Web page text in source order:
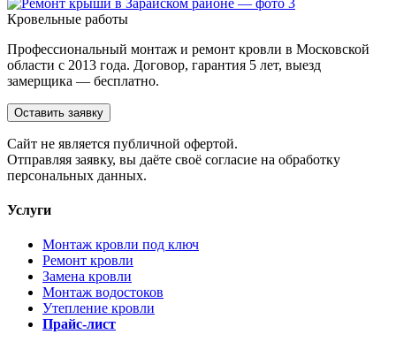
Кровельные работы
Профессиональный монтаж и ремонт кровли в Московской
области с 2013 года. Договор, гарантия 5 лет, выезд
замерщика — бесплатно.
Оставить заявку
Cайт не является публичной офертой.
Отправляя заявку, вы даёте своё согласие на обработку
персональных данных.
Услуги
Монтаж кровли под ключ
Ремонт кровли
Замена кровли
Монтаж водостоков
Утепление кровли
Прайс-лист